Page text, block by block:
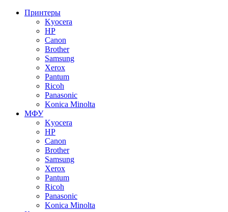
Принтеры
Kyocera
HP
Canon
Brother
Samsung
Xerox
Pantum
Ricoh
Panasonic
Konica Minolta
МФУ
Kyocera
HP
Canon
Brother
Samsung
Xerox
Pantum
Ricoh
Panasonic
Konica Minolta